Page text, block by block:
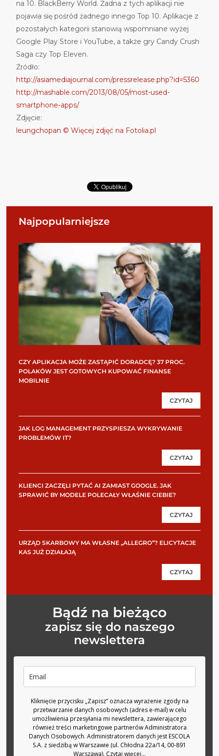
na 10. BlackBerry World. Żadna z tych aplikacji nie
pojawia się pośród żadnego innego Top 10. Aplikacje z
pozostałych kategorii stanowią wspomniane wyżej
Google Play Store i YouTube, a także gry Candy Crush
Saga czy Top Eleven.
Źródło:
http://asiamediajournal.com/pressrelease.php?id=5360
http://mashable.com/2013/08/05/most-used-
smartphone-apps/
Zdjęcie:
leungchopan © Więcej zdjęć na Fotolia.pl
Najpopularniejsze
CZY APLIKACJA MOŻE ZASTĄPIĆ DORADCĘ? 37 PROC.
POLAKÓW JEST GOTOWYCH KUPOWAĆ FINANSE
MOBILNIE
CZYTAJ
JAK LOG MANAGEMENT PRZYSPIESZA WYKRYWANIE
PROBLEMÓW IT?
CZYTAJ
KLIENCI ZACZĘLI PYTAĆ AI ZAMIAST GOOGLE. JAK
SPRAWIĆ BY MODELE POLECAŁY WŁAŚNIE CIEBIE?
CZYTAJ
URZĄD SKARBOWY MA WŁASNE „ALLEGRO”? ELICYTACJE
KAS JUŻ DZIAŁAJĄ
CZYTAJ
Bądź na bieżąco
zapisz się do naszego
newslettera
Kliknięcie przycisku „Zapisz” oznacza wyrażenie zgody na
przetwarzanie danych osobowych (adres e-mail) w celu
umożliwienia przesyłania mi newslettera, zawierającego
również treści marketingowe partnerów Administratora
Danych Osobowych. Administratorem danych jest ESCOLA
S.A. z siedzibą w Warszawie (ul. Chłodna 22a/14, 00-891
Warszawa). Czytaj więcej...